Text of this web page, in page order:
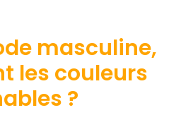
masculine,
les couleurs
?